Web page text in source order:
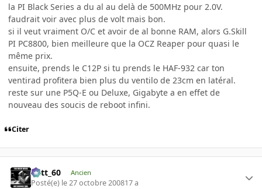
la PI Black Series a du al au delà de 500MHz pour 2.0V.
faudrait voir avec plus de volt mais bon.
si il veut vraiment O/C et avoir de al bonne RAM, alors G.Skill
PI PC8800, bien meilleure que la OCZ Reaper pour quasi le
même prix.
ensuite, prends le C12P si tu prends le HAF-932 car ton
ventirad profitera bien plus du ventilo de 23cm en latéral.
reste sur une P5Q-E ou Deluxe, Gigabyte a en effet de
nouveau des soucis de reboot infini.
Citer
Batt_60 Ancien
Posté(e) le 27 octobre 200817 a